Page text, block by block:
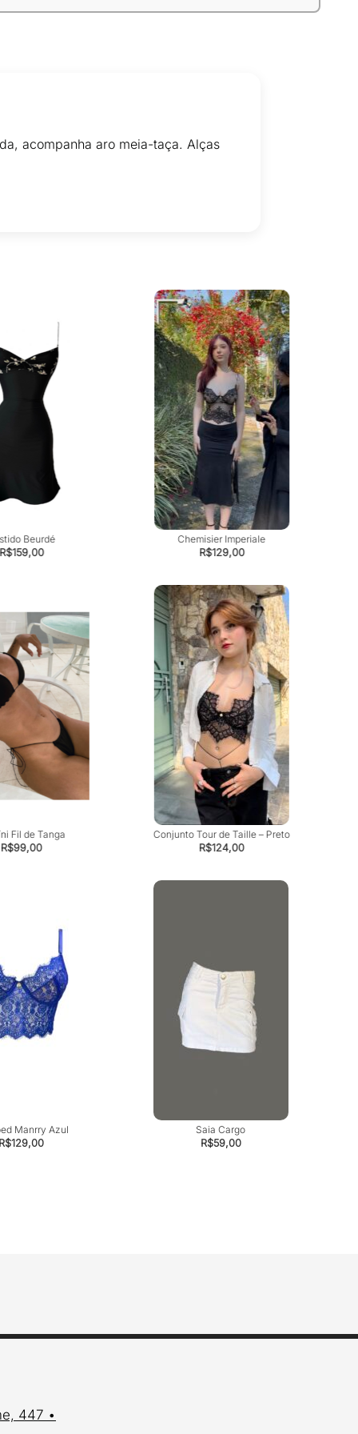
acompanha aro meia-taça. Alças
Beurdé
R$159,00
Chemisier Imperiale
R$129,00
Conjunto Tour de Taille – Preto
R$124,00
Fil de Tanga
R$99,00
Manrry Azul
R$129,00
Saia Cargo
R$59,00
447 •